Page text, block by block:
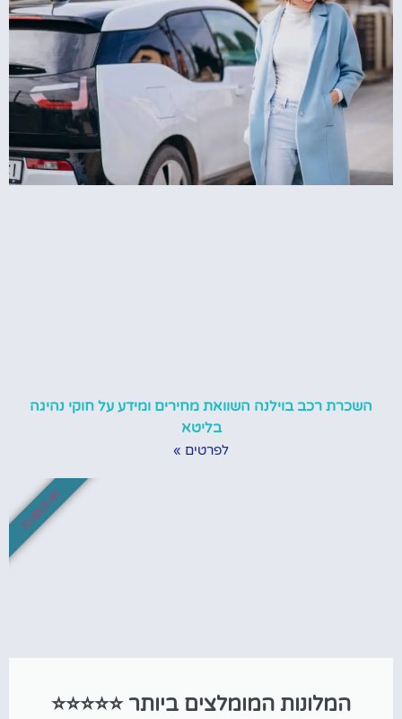
השכרת רכב בוילנה השוואת מחירים ומידע על חוקי נהיגה
בליטא
לפרטים »
המלונות המומלצים ביותר ⭐⭐⭐⭐⭐
לא לפספס!